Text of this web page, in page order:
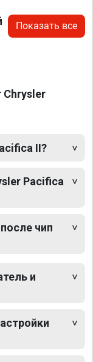
Показать все
Chrysler
II?
Pacifica
чип
и